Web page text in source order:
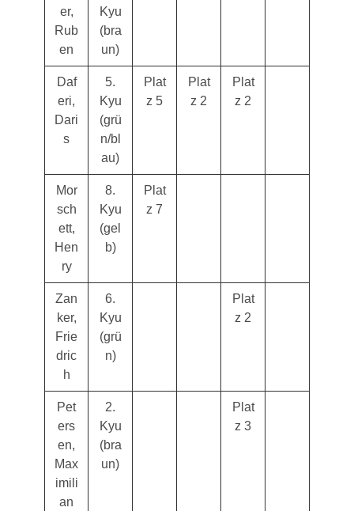
er,
Rub
en
Kyu
(bra
un)
Daf
eri,
Dari
s
5.
Kyu
(grü
n/bl
au)
Plat
z 5
Plat
z 2
Plat
z 2
Mor
sch
ett,
Hen
ry
8.
Kyu
(gel
b)
Plat
z 7
Zan
ker,
Frie
dric
h
6.
Kyu
(grü
n)
Plat
z 2
Pet
ers
en,
Max
imili
an
2.
Kyu
(bra
un)
Plat
z 3